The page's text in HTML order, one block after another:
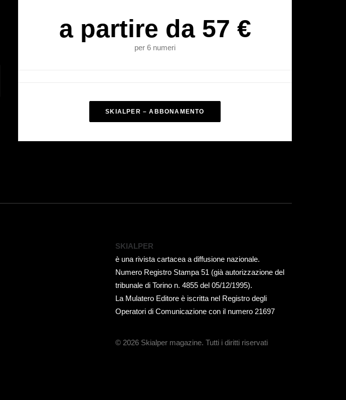
a partire da 57 €
per 6 numeri
SKIALPER – ABBONAMENTO
SKIALPER
è una rivista cartacea a diffusione nazionale.
Numero Registro Stampa 51 (già autorizzazione del
tribunale di Torino n. 4855 del 05/12/1995).
La Mulatero Editore è iscritta nel Registro degli
Operatori di Comunicazione con il numero 21697
© 2026 Skialper magazine. Tutti i diritti riservati